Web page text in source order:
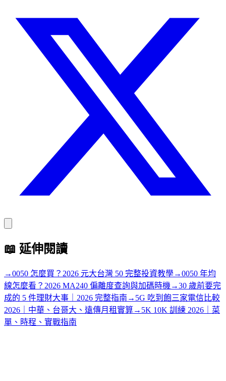
📖 延伸閱讀
→0050 怎麼買？2026 元大台灣 50 完整投資教學→0050 年均
線怎麼看？2026 MA240 偏離度查詢與加碼時機 →30 歲前要完
成的 5 件理財大事｜2026 完整指南 → 5G 吃到飽三家電信比較
2026｜中華、台哥大、遠傳月租實算→ 5K 10K 訓練 2026｜菜
單、時程、實戰指南